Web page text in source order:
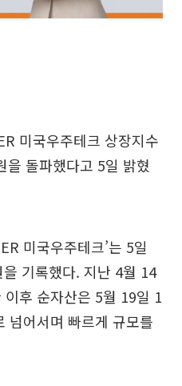
미국우주테크 상장지수
을 돌파했다고 5일 밝혔
미국우주테크’는 5일
기록했다. 지난 4월 14
후 순자산은 5월 19일 1
넘어서며 빠르게 규모를